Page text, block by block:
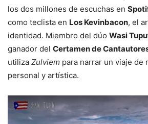
los dos millones de escuchas en
como teclista en Los Kevinbacon, el
identidad. Miembro del dúo Wasi
ganador del Certamen de
utiliza Zulviem para narrar un viaje de
personal y artística.